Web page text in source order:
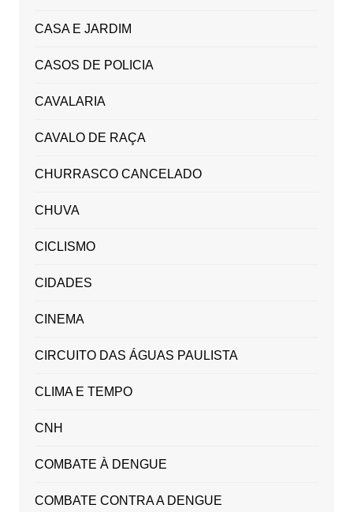
CASA E JARDIM
CASOS DE POLICIA
CAVALARIA
CAVALO DE RAÇA
CHURRASCO CANCELADO
CHUVA
CICLISMO
CIDADES
CINEMA
CIRCUITO DAS ÁGUAS PAULISTA
CLIMA E TEMPO
CNH
COMBATE À DENGUE
COMBATE CONTRA A DENGUE